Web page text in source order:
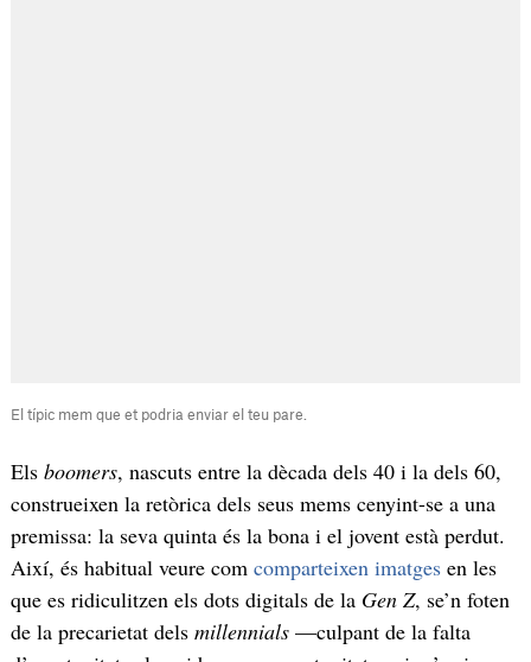
El típic mem que et podria enviar el teu pare.
Els boomers, nascuts entre la dècada dels 40 i la dels 60,
construeixen la retòrica dels seus mems cenyint-se a una
premissa: la seva quinta és la bona i el jovent està perdut.
Així, és habitual veure com comparteixen imatgesen les
que es ridiculitzen els dots digitals de la Gen Z, se’n foten
de la precarietat dels millennials—culpant de la falta